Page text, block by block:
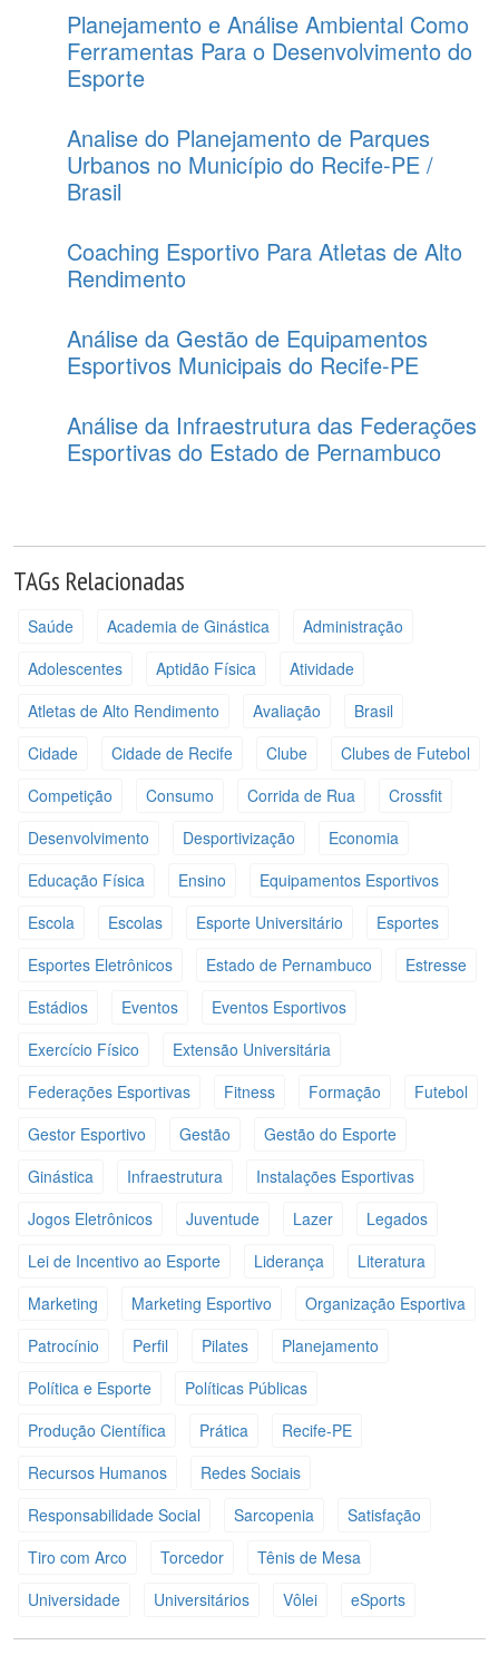
Planejamento e Análise Ambiental Como
Ferramentas Para o Desenvolvimento do
Esporte
Analise do Planejamento de Parques
Urbanos no Município do Recife-PE /
Brasil
Coaching Esportivo Para Atletas de Alto
Rendimento
Análise da Gestão de Equipamentos
Esportivos Municipais do Recife-PE
Análise da Infraestrutura das Federações
Esportivas do Estado de Pernambuco
TAGs Relacionadas
Saúde Academia de Ginástica
Administração
Adolescentes
Aptidão Física
Atividade
Atletas de Alto Rendimento
Avaliação
Brasil
Cidade
Cidade de Recife Clube
Clubes de Futebol
Competição
Consumo Corrida de Rua
Crossfit
Desenvolvimento
Desportivização
Economia
Educação Física
Ensino
Equipamentos Esportivos
Escola
Escolas Esporte Universitário
Esportes
Esportes Eletrônicos
Estado de Pernambuco
Estresse
Estádios
Eventos
Eventos Esportivos
Exercício Físico
Extensão Universitária
Federações Esportivas
Fitness Formação
Futebol
Gestor Esportivo
Gestão
Gestão do Esporte
Ginástica
Infraestrutura
Instalações Esportivas
Jogos Eletrônicos
Juventude Lazer
Legados
Lei de Incentivo ao Esporte
Liderança
Literatura
Marketing
Marketing Esportivo
Organização Esportiva
Patrocínio
Perfil Pilates
Planejamento
Política e Esporte
Políticas Públicas
Produção Científica
Prática
Recife-PE
Recursos Humanos
Redes Sociais
Responsabilidade Social
Sarcopenia
Satisfação
Tiro com Arco
Torcedor
Tênis de Mesa
Universidade
Universitários Vôlei eSports